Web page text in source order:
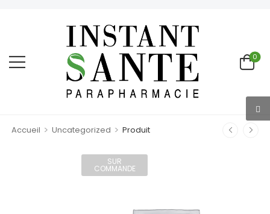
0
Accueil > Uncategorized > Produit
SUR
COMMANDE